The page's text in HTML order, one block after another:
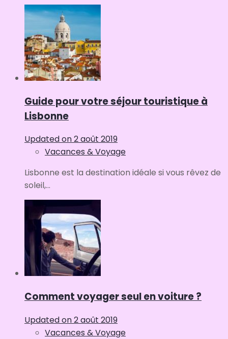
Guide pour votre séjour touristique à
Lisbonne
Updated on2 août 2019
Vacances & Voyage
Lisbonne est la destination idéale si vous rêvez de
soleil,...
Comment voyager seul en voiture ?
Updated on2 août 2019
Vacances & Voyage